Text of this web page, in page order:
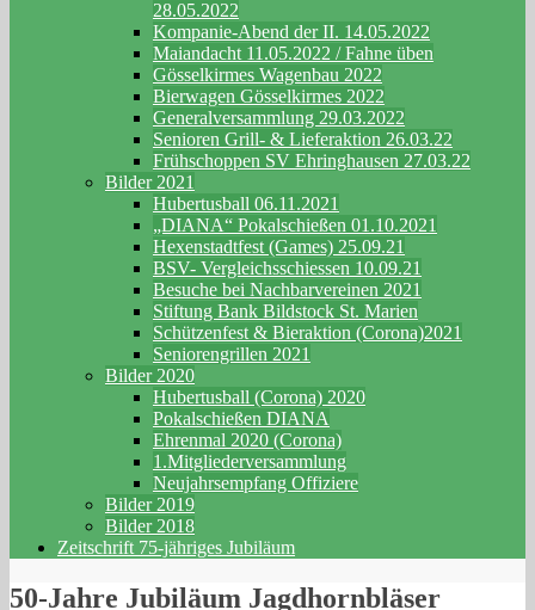
28.05.2022
Kompanie-Abend der II. 14.05.2022
Maiandacht 11.05.2022 / Fahne üben
Gösselkirmes Wagenbau 2022
Bierwagen Gösselkirmes 2022
Generalversammlung 29.03.2022
Senioren Grill- & Lieferaktion 26.03.22
Frühschoppen SV Ehringhausen 27.03.22
Bilder 2021
Hubertusball 06.11.2021
„DIANA“ Pokalschießen 01.10.2021
Hexenstadtfest (Games) 25.09.21
BSV- Vergleichsschiessen 10.09.21
Besuche bei Nachbarvereinen 2021
Stiftung Bank Bildstock St. Marien
Schützenfest & Bieraktion (Corona)2021
Seniorengrillen 2021
Bilder 2020
Hubertusball (Corona) 2020
Pokalschießen DIANA
Ehrenmal 2020 (Corona)
1.Mitgliederversammlung
Neujahrsempfang Offiziere
Bilder 2019
Bilder 2018
Zeitschrift 75-jähriges Jubiläum
50-Jahre Jubiläum Jagdhornbläser